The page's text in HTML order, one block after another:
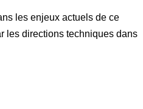
les enjeux actuels de ce
les directions techniques dans